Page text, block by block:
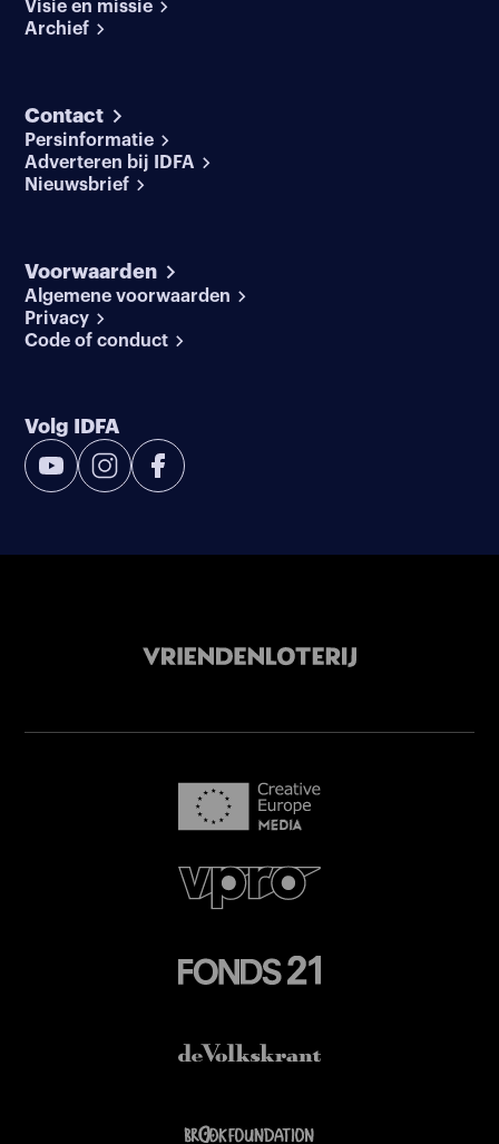
Visie en missie
Archief
Contact
Persinformatie
Adverteren bij IDFA
Nieuwsbrief
Voorwaarden
Algemene voorwaarden
Privacy
Code of conduct
Volg IDFA